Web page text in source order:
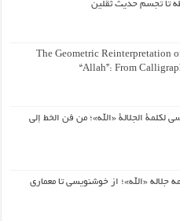
تا تجسم حدیث ثقلین
The Geometric Reinterpretation
“Allah”: From
لكلمة الجلالة «الله»؛ من فن الخط إلى
جلاله «الله»؛ از خوشنویسی تا معماری